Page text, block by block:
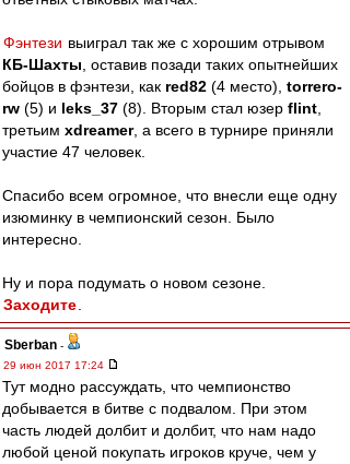
Фэнтези выиграл так же с хорошим отрывом
КБ-Шахты , оставив позади таких опытнейших
бойцов в фэнтези, как red82 (4 место), torrero-
rw (5) и leks_37 (8). Вторым стал юзер flint
третьим xdreamer, а всего в турнире приняли
участие 47 человек.
Спасибо всем огромное, что внесли еще одну
изюминку в чемпионский сезон. Было
интересно.
Ну и пора подумать о новом сезоне.
Заходите
Sberban -
29 июн 2017 17:24
Тут модно рассуждать, что чемпионство
добывается в битве с подвалом. При этом
часть людей долбит и долбит, что нам надо
любой ценой покупать игроков круче, чем у